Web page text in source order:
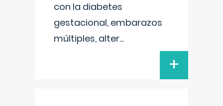
con la diabetes
gestacional, embarazos
múltiples, alter...
+